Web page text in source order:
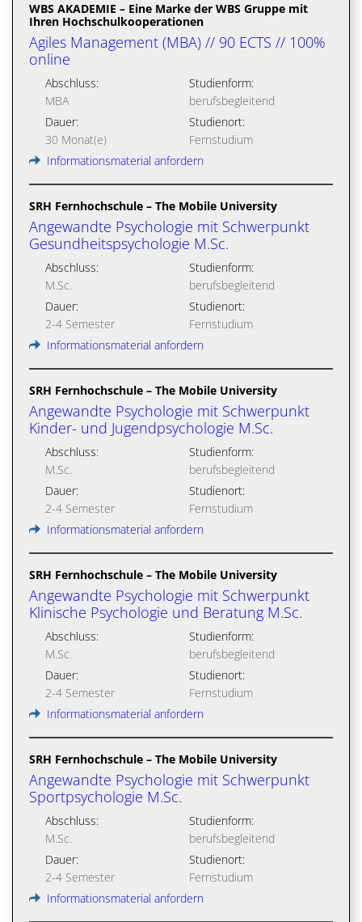
WBS AKADEMIE – Eine Marke der WBS Gruppe mit
Ihren Hochschulkooperationen
Agiles Management (MBA) // 90 ECTS // 100%
online
Abschluss:
MBA
Studienform:
berufsbegleitend
Dauer:
30 Monat(e)
Studienort:
Fernstudium
Informationsmaterial anfordern
SRH Fernhochschule – The Mobile University
Angewandte Psychologie mit Schwerpunkt
Gesundheitspsychologie M.Sc.
Abschluss:
M.Sc.
Studienform:
berufsbegleitend
Dauer:
2-4 Semester
Studienort:
Fernstudium
Informationsmaterial anfordern
SRH Fernhochschule – The Mobile University
Angewandte Psychologie mit Schwerpunkt
Kinder- und Jugendpsychologie M.Sc.
Abschluss:
M.Sc.
Studienform:
berufsbegleitend
Dauer:
2-4 Semester
Studienort:
Fernstudium
Informationsmaterial anfordern
SRH Fernhochschule – The Mobile University
Angewandte Psychologie mit Schwerpunkt
Klinische Psychologie und Beratung M.Sc.
Abschluss:
M.Sc.
Studienform:
berufsbegleitend
Dauer:
2-4 Semester
Studienort:
Fernstudium
Informationsmaterial anfordern
SRH Fernhochschule – The Mobile University
Angewandte Psychologie mit Schwerpunkt
Sportpsychologie M.Sc.
Abschluss:
M.Sc.
Studienform:
berufsbegleitend
Dauer:
2-4 Semester
Studienort:
Fernstudium
Informationsmaterial anfordern